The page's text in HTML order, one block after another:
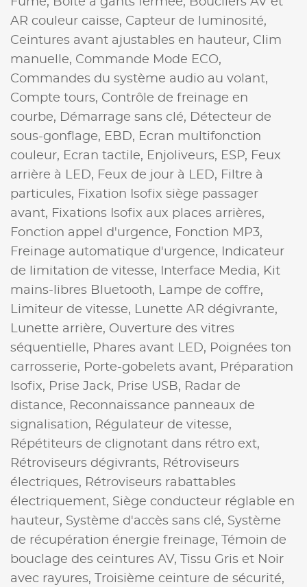
AR couleur caisse, Capteur de luminosité,
Ceintures avant ajustables en hauteur, Clim
manuelle, Commande Mode ECO,
Commandes du système audio au volant,
Compte tours, Contrôle de freinage en
courbe,
Démarrage sans clé,
Détecteur de
sous-gonflage, EBD, Ecran multifonction
couleur, Ecran tactile, Enjoliveurs, ESP, Feux
arrière à LED, Feux de jour à LED, Filtre à
particules, Fixation Isofix siège passager
avant, Fixations Isofix aux places arrières,
Fonction appel d'urgence, Fonction MP3,
Freinage automatique d'urgence,
Indicateur
de limitation de vitesse,
Interface Media, Kit
mains-libres Bluetooth,
Lampe de coffre,
Limiteur de vitesse,
Lunette AR dégivrante,
Lunette arrière, Ouverture des vitres
séquentielle, Phares avant LED, Poignées ton
carrosserie, Porte-gobelets avant, Préparation
Isofix, Prise Jack, Prise USB, Radar de
distance, Reconnaissance panneaux de
signalisation, Régulateur de vitesse,
Répétiteurs de clignotant dans rétro ext,
Rétroviseurs dégivrants, Rétroviseurs
électriques, Rétroviseurs rabattables
électriquement, Siège conducteur réglable en
hauteur, Système d'accès sans clé, Système
de récupération énergie freinage,
Témoin de
bouclage des ceintures AV,
Tissu Gris et Noir
avec rayures,
Troisième ceinture de sécurité,